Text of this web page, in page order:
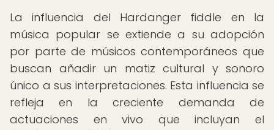
La influencia del Hardanger fiddle en la
música popular se extiende a su adopción
por parte de músicos contemporáneos que
buscan añadir un matiz cultural y sonoro
único a sus interpretaciones. Esta influencia se
refleja en la creciente demanda de
actuaciones en vivo que incluyan el